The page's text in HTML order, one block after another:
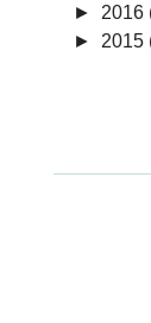
►
2016
►
2015